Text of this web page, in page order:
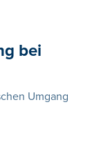
bei
Umgang